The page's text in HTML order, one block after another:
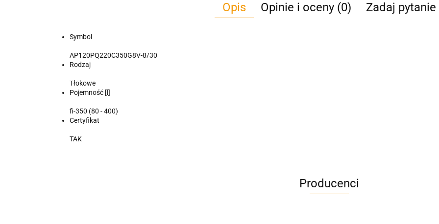
Opis Opinie i oceny (0) Zadaj pytanie
Symbol
AP120PQ220C350G8V-8/30
Rodzaj
Tłokowe
Pojemność [l]
fi-350 (80 - 400)
Certyfikat
TAK
Producenci